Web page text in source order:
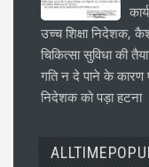
उच्च शिक्षा निदेशक,
चिकित्सा सुविधा की
गति न दे पाने के कारण
निदेशक को पड़ा हटना